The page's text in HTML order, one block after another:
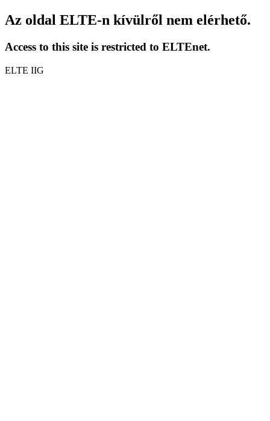
Az oldal ELTE-n kívülről nem elérhető.
Access to this site is restricted to ELTEnet.
ELTE IIG